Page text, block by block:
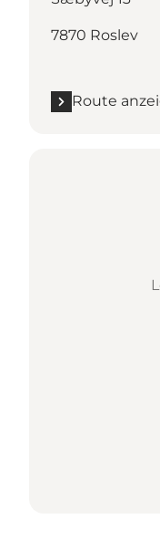
7870 Roslev
Route